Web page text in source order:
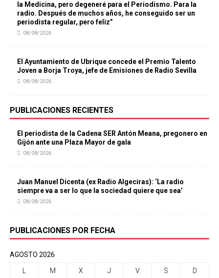
la Medicina, pero degeneré para el Periodismo. Para la
radio. Después de muchos años, he conseguido ser un
periodista regular, pero feliz”
08/08/2026
El Ayuntamiento de Ubrique concede el Premio Talento
Joven a Borja Troya, jefe de Emisiones de Radio Sevilla
08/08/2026
PUBLICACIONES RECIENTES
El periodista de la Cadena SER Antón Meana, pregonero en
Gijón ante una Plaza Mayor de gala
08/08/2026
Juan Manuel Dicenta (ex Radio Algeciras): ‘La radio
siempre va a ser lo que la sociedad quiere que sea’
08/08/2026
PUBLICACIONES POR FECHA
AGOSTO 2026
M X J V S D